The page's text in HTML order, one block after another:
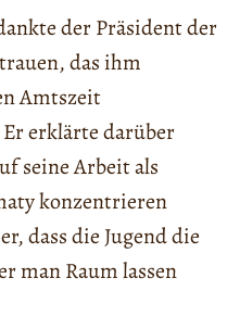
der Präsident der
das ihm
Amtszeit
erklärte darüber
seine Arbeit als
konzentrieren
dass die Jugend die
man Raum lassen